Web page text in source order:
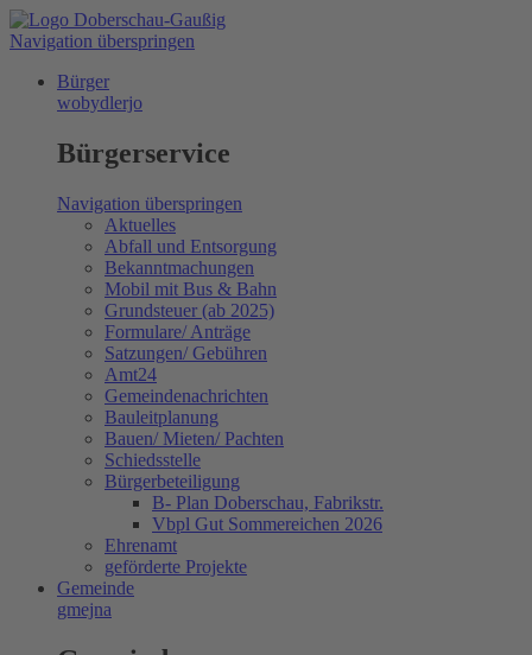
Navigation überspringen
Bürger
wobydlerjo
Bürgerservice
Navigation überspringen
Aktuelles
Abfall und Entsorgung
Bekanntmachungen
Mobil mit Bus & Bahn
Grundsteuer (ab 2025)
Formulare/ Anträge
Satzungen/ Gebühren
Amt24
Gemeindenachrichten
Bauleitplanung
Bauen/ Mieten/ Pachten
Schiedsstelle
Bürgerbeteiligung
B- Plan Doberschau, Fabrikstr.
Vbpl Gut Sommereichen 2026
Ehrenamt
geförderte Projekte
Gemeinde
gmejna